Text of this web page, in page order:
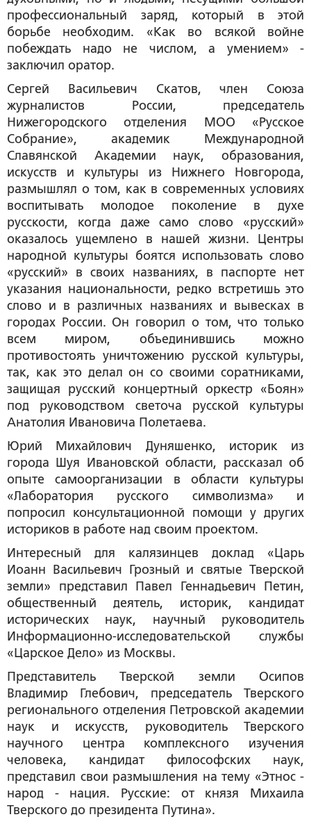
профессиональный заряд, который в этой
борьбе необходим. « Как во всякой войне
побеждать надо не числом, а умением» -
заключил оратор.
Сергей Васильевич Скатов, член Союза
журналистов России, председатель
Нижегородского отделения МОО «Русское
Собрание», академик Международной
Славянской Академии наук, образования,
искусств и культуры из Нижнего Новгорода,
размышлял о том, как в современных условиях
воспитывать молодое поколение в духе
русскости, когда даже само слово «русский»
оказалось ущемлено в нашей жизни. Центры
народной культуры боятся использовать слово
«русский» в своих названиях, в паспорте нет
указания национальности, редко встретишь это
слово и в различных названиях и вывесках в
городах России. Он говорил о том, что только
всем миром, объединившись можно
противостоять уничтожению русской культуры,
так, как это делал он со своими соратниками,
защищая русский концертный оркестр «Боян»
под руководством светоча русской культуры
Анатолия Ивановича Полетаева.
Юрий Михайлович Дуняшенко, историк из
города Шуя Ивановской области, рассказал об
опыте самоорганизации в области культуры
«Лаборатория русского символизма» и
попросил консультационной помощи у других
историков в работе над своим проектом.
Интересный для калязинцев доклад «Царь
Иоанн Васильевич Грозный и святые Тверской
земли» представил
Павел Геннадьевич Петин,
общественный деятель, историк, кандидат
исторических наук, научный руководитель
Информационно-исследовательской службы
«Царское Дело» из Москвы.
Представитель Тверской земли Осипов
Владимир Глебович, председатель Тверского
регионального отделения Петровской академии
наук и искусств, руководитель Тверского
научного центра комплексного изучения
человека, кандидат философских наук,
представил свои размышления на тему «Этнос -
народ - нация. Русские: от князя Михаила
Тверского до президента Путина».